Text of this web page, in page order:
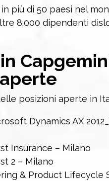
più di 50 paesi nel
8.000 dipendenti
posizioni aperte in
Dynamics AX
Insurance – Milano
2 – Milano
& Product Lifecycle